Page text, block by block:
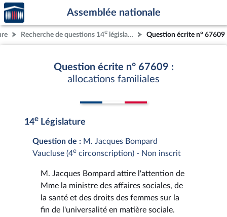
Aller au contenu
Aller en bas de la page
Accèder
à la
page
d'accueil
Assemblée nationale
Recherche de questions 14e législature Question écrite n° 67609
Question écrite n° 67609 :
allocations familiales
14e Législature
Question de : M. Jacques Bompard
Vaucluse (4e circonscription) - Non inscrit
M. Jacques Bompard attire l'attention de
Mme la ministre des affaires sociales, de
la santé et des droits des femmes sur la
fin de l'universalité en matière sociale.